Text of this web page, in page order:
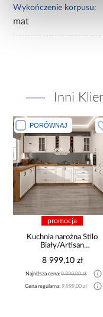
Wykończenie korpusu:
mat
Inni
PORÓWNAJ
promocja
Kuchnia narożna Stilo
Biały/Artisan
8 999,10 zł
Najniższa cena:9 999,00 zł
Cena regularna:9 999,00 zł